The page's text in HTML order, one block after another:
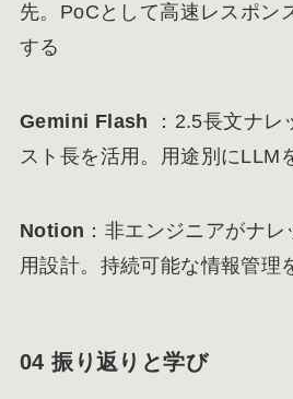
先。PoCとして高速レスポン
する
Gemini Flash ：2.5長文ナレ
スト長を活用。用途別にLLM
Notion ：非エンジニアがナ
用設計。持続可能な情報管理
04 振り返りと学び